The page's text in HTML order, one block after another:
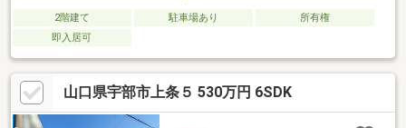
2階建て 駐車場あり
所有権
即入居可
山口県宇部市上条５ 530万円 6SDK